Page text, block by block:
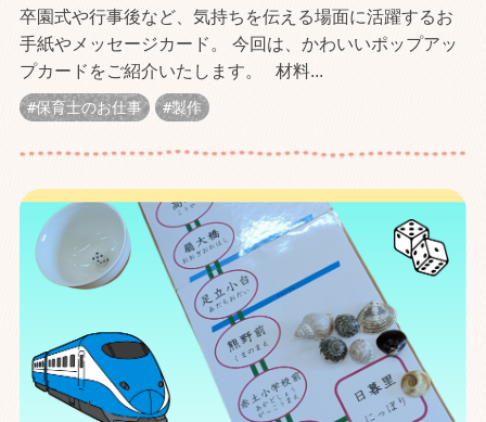
卒園式や行事後など、気持ちを伝える場面に活躍するお
手紙やメッセージカード。 今回は、かわいいポップアッ
プカードをご紹介いたします。 材料...
保育士のお仕事 製作